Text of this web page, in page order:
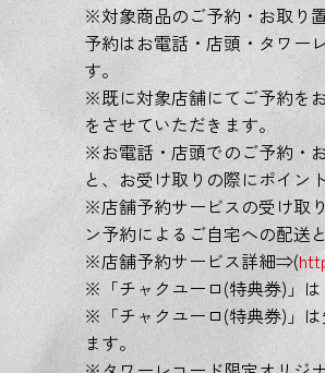
※対象商品のご予約・お取り
予約はお電話・店頭・タワー
す。
※既に対象店舗にてご予約を
をさせていただきます。
※お電話・店頭でのご予約・
と、お受け取りの際にポイン
※店舗予約サービスの受け取
ン予約によるご自宅への配送
※店舗予約サービス詳細⇒(
※「チャクユーロ(特典券)」は
※「チャクユーロ(特典券)」
ます。